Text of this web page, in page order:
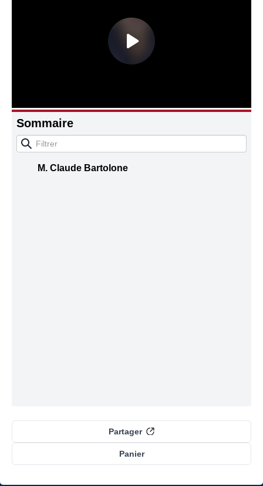
Sommaire
M. Claude Bartolone
Panier
Partager